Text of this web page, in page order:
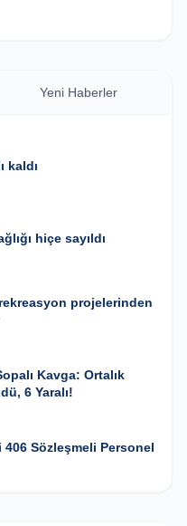
Yeni Haberler
kaldı
hiçe sayıldı
projelerinden
Kavga: Ortalık
6 Yaralı!
Sözleşmeli Personel